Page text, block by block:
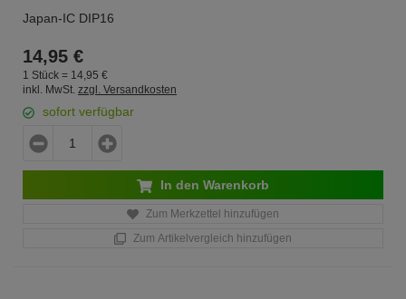
Japan-IC DIP16
14,95 €
1 Stück = 14, 95 €
inkl. MwSt. zzgl. Versandkosten
sofort verfügbar
In den Warenkorb
Zum Merkzettel hinzufügen
Zum Artikelvergleich hinzufügen